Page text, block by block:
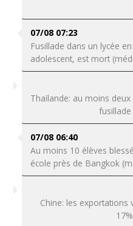
07/08 07:23
Fusillade dans un lycée
adolescent, est mort
Thaïlande: au moins
07/08 06:40
Au moins 10 élèves
école près de Bangkok
Chine: les exportations